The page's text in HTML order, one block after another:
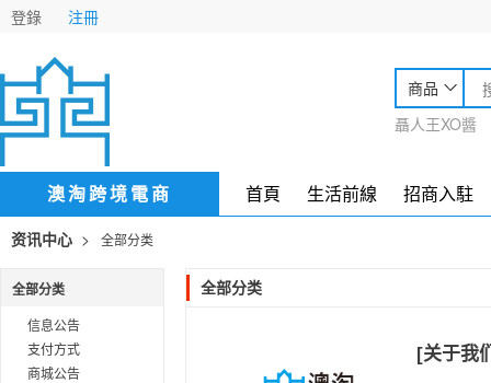
登錄 注冊
商品
聶人王XO醬
澳淘跨境電商 首頁 生活前線 招商入駐
资讯中心 > 全部分类
全部分类
信息公告
支付方式
商城公告
全部分类
[关于我